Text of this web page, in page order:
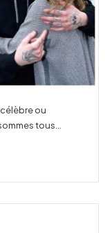
célèbre ou
tous…